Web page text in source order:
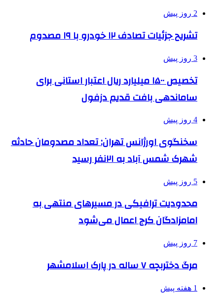
2 روز پیش
تشریح جزئیات تصادف ۱۲ خودرو با ۱۹ مصدوم
3 روز پیش
تخصیص ۱۵۰۰ میلیارد ریال اعتبار استانی برای
ساماندهی بافت قدیم دزفول
4 روز پیش
سخنگوی اورژانس تهران: تعداد مصدومان حادثه
شهرک شمس آباد به ۲۱نفر رسید
5 روز پیش
محدودیت ترافیکی در مسیرهای منتهی به
امامزادگان کرج اعمال می‌شود
7 روز پیش
مرگ دختربچه ۷ ساله در پارک اسلامشهر
1 هفته پیش